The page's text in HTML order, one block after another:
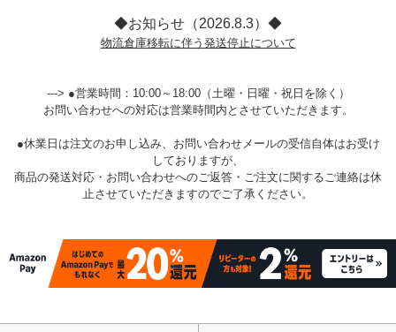
◆お知らせ（2026.8.3）◆
物流倉庫移転に伴う発送停止について
---> ●営業時間：10:00～18:00（土曜・日曜・祝日を除く）
お問い合わせへの対応は営業時間内とさせていただきます。
●休業日は注文のお申し込み、お問い合わせメールの受信自体はお受け
しておりますが、
商品の発送対応・お問い合わせへのご返答・ご注文に関するご連絡は休
止させていただきますのでご了承ください。